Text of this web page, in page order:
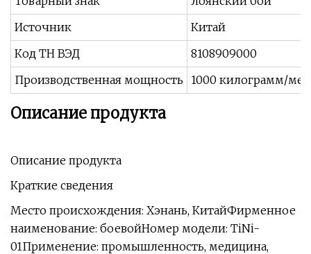
Источник
Китай
Код ТН ВЭД
8108909000
Производственная мощность
1000 килограмм/
Описание продукта
Описание продукта
Краткие сведения
Место происхождения: Хэнань, КитайФирменное
наименование: боевойНомер модели: TiNi-
01Применение: промышленность, медицина,